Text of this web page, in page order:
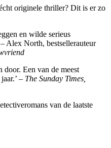
originele thriller? Dit is er zo
en wilde serieus
Alex North, bestsellerauteur
door. Een van de meest
– The Sunday Times,
van de laatste